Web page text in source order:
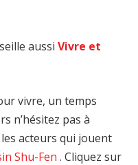
aussi Vivre et
vivre, un temps
n’hésitez pas à
acteurs qui jouent
Shu-Fen . Cliquez sur